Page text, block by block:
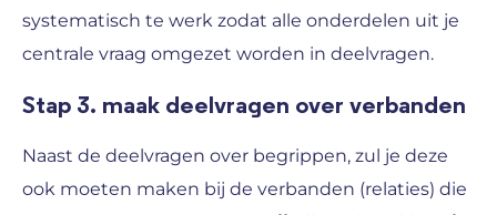
systematisch te werk zodat alle onderdelen uit je
centrale vraag omgezet worden in deelvragen.
Stap 3. maak deelvragen over verbanden
Naast de deelvragen over begrippen, zul je deze
ook moeten maken bij de verbanden (relaties) die